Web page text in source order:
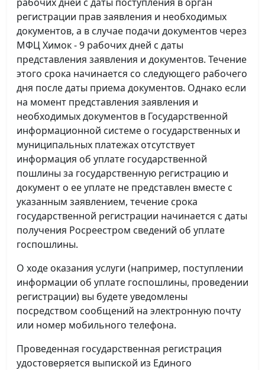
регистрации прав заявления и необходимых
документов, а в случае подачи документов через
МФЦ Химок - 9 рабочих дней с даты
представления заявления и документов. Течение
этого срока начинается со следующего рабочего
дня после даты приема документов. Однако если
на момент представления заявления и
необходимых документов в Государственной
информационной системе о государственных и
муниципальных платежах отсутствует
информация об уплате государственной
пошлины за государственную регистрацию и
документ о ее уплате не представлен вместе с
указанным заявлением, течение срока
государственной регистрации начинается с даты
получения Росреестром сведений об уплате
госпошлины.
О ходе оказания услуги (например, поступлении
информации об уплате госпошлины, проведении
регистрации) вы будете уведомлены
посредством сообщений на электронную почту
или номер мобильного телефона.
Проведенная государственная регистрация
удостоверяется выпиской из Единого